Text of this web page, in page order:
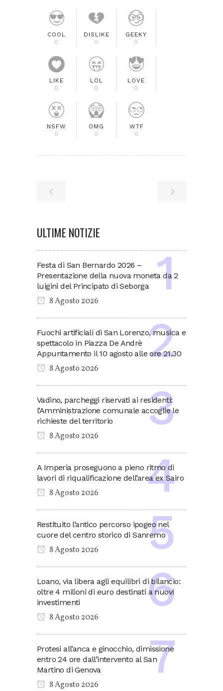
COOL
0
DISLIKE
0
GEEKY
0
LIKE
0
LOL
0
LOVE
0
NSFW
0
OMG
0
WTF
0
ULTIME NOTIZIE
Festa di San Bernardo 2026 –
Presentazione della nuova moneta da 2
luigini del Principato di Seborga
8 Agosto 2026
Fuochi artificiali di San Lorenzo, musica e
spettacolo in Piazza De Andrè
Appuntamento il 10 agosto alle ore 21.30
8 Agosto 2026
Vadino, parcheggi riservati ai residenti:
l’Amministrazione comunale accoglie le
richieste del territorio
8 Agosto 2026
A Imperia proseguono a pieno ritmo di
lavori di riqualificazione dell’area ex Sairo
8 Agosto 2026
Restituito l’antico percorso ipogeo nel
cuore del centro storico di Sanremo
8 Agosto 2026
Loano, via libera agli equilibri di bilancio:
oltre 4 milioni di euro destinati a nuovi
investimenti
8 Agosto 2026
Protesi all’anca e ginocchio, dimissione
entro 24 ore dall’intervento al San
Martino di Genova
8 Agosto 2026